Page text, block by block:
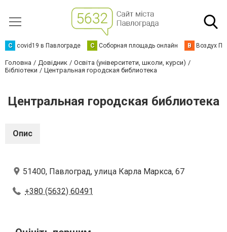
C covid19 в Павлограде С Соборная площадь онлайн В Воздух
Головна Довідник
Освіта (університети, школи, курси)
Бібліотеки
Центральная городская библиотека
Центральная городская библиотека
Опис
51400, Павлоград, улица Карла Маркса, 67
+380 (5632) 60491